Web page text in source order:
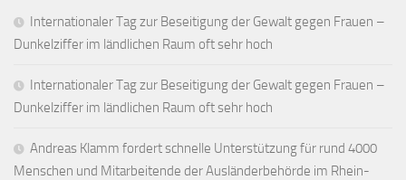
Internationaler Tag zur Beseitigung der Gewalt gegen Frauen –
Dunkelziffer im ländlichen Raum oft sehr hoch
Internationaler Tag zur Beseitigung der Gewalt gegen Frauen –
Dunkelziffer im ländlichen Raum oft sehr hoch
Andreas Klamm fordert schnelle Unterstützung für rund 4000
Menschen und Mitarbeitende der Ausländerbehörde im Rhein-